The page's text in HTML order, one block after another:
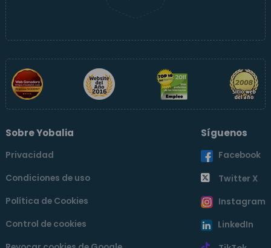
Sobre Yobalia
Privacidad
Condiciones de uso
Política de Cookies
Control de cookies
Síguenos
Facebook
Twitter X
Instagram
LinkedIn